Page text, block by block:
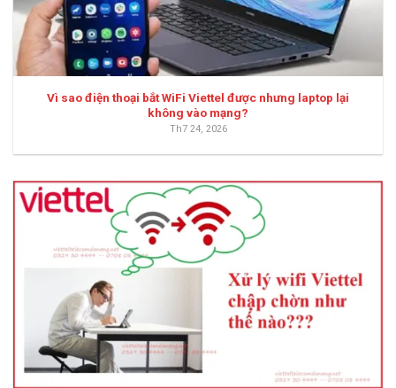
Vì sao điện thoại bắt WiFi Viettel được nhưng laptop lại
không vào mạng?
Th7 24, 2026